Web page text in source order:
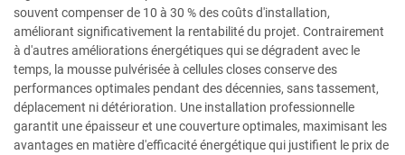
souvent compenser de 10 à 30 % des coûts d'installation,
améliorant significativement la rentabilité du projet. Contrairement
à d'autres améliorations énergétiques qui se dégradent avec le
temps, la mousse pulvérisée à cellules closes conserve des
performances optimales pendant des décennies, sans tassement,
déplacement ni détérioration. Une installation professionnelle
garantit une épaisseur et une couverture optimales, maximisant les
avantages en matière d'efficacité énergétique qui justifient le prix de